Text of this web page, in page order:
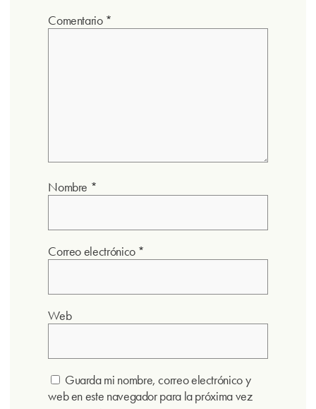
Comentario *
Nombre *
Correo electrónico *
Web
Guarda mi nombre, correo electrónico y
web en este navegador para la próxima vez